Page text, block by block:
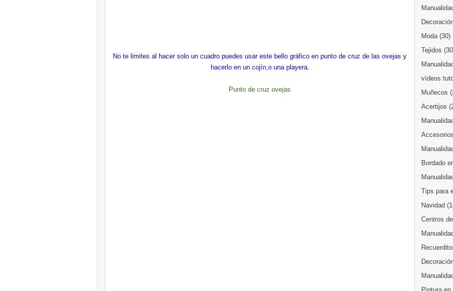
No te limites al hacer solo un cuadro puedes usar este bello gráfico en punto de cruz de las ovejas y
hacerlo en un cojín,o una playera.
Punto de cruz ovejas
Moda (30)
Tejidos
vídeos
Muñecos
Acertijos
Bordado
Tips para
Navidad
Centros